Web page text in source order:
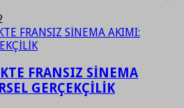
FRANSIZ SİNEMA
GERÇEKÇİLİK